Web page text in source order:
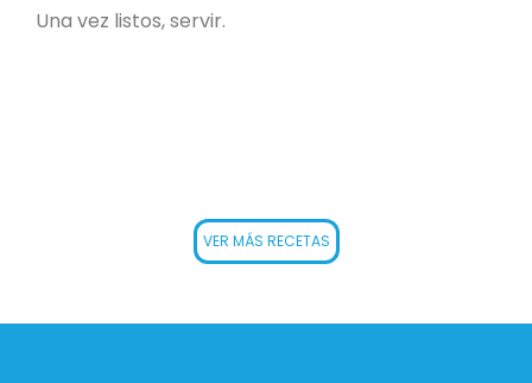
Una vez listos, servir.
VER MÁS RECETAS